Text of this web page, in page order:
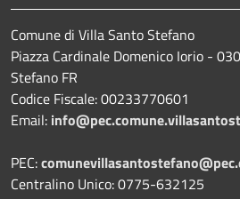
Comune di Villa Santo Stefano
Piazza Cardinale Domenico Iorio -
Stefano FR
Codice Fiscale: 00233770601
Email:
PEC:comunevillasantostefano@pec.
Centralino Unico: 0775-632125